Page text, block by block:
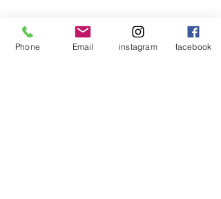
Phone Email instagram facebook